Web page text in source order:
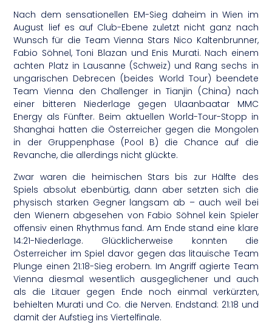
Nach dem sensationellen EM-Sieg daheim in Wien im
August lief es auf Club-Ebene zuletzt nicht ganz nach
Wunsch für die Team Vienna Stars Nico Kaltenbrunner,
Fabio Söhnel, Toni Blazan und Enis Murati. Nach einem
achten Platz in Lausanne (Schweiz) und Rang sechs in
ungarischen Debrecen (beides World Tour) beendete
Team Vienna den Challenger in Tianjin (China) nach
einer bitteren Niederlage gegen Ulaanbaatar MMC
Energy als Fünfter. Beim aktuellen World-Tour-Stopp in
Shanghai hatten die Österreicher gegen die Mongolen
in der Gruppenphase (Pool B) die Chance auf die
Revanche, die allerdings nicht glückte.
Zwar waren die heimischen Stars bis zur Hälfte des
Spiels absolut ebenbürtig, dann aber setzten sich die
physisch starken Gegner langsam ab – auch weil bei
den Wienern abgesehen von Fabio Söhnel kein Spieler
offensiv einen Rhythmus fand. Am Ende stand eine klare
14:21-Niederlage. Glücklicherweise konnten die
Österreicher im Spiel davor gegen das litauische Team
Plunge einen 21:18-Sieg erobern. Im Angriff agierte Team
Vienna diesmal wesentlich ausgeglichener und auch
als die Litauer gegen Ende noch einmal verkürzten,
behielten Murati und Co. die Nerven. Endstand: 21:18 und
damit der Aufstieg ins Viertelfinale.